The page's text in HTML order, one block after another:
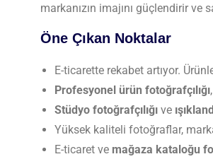
markanızın imajını güçlendirir ve
Öne Çıkan Noktalar
E-ticarette rekabet artıyor.
Profesyonel ürün fotoğrafçılığı
Stüdyo fotoğrafçılığı ve
Yüksek kaliteli fotoğraflar,
E-ticaret ve mağaza kataloğu